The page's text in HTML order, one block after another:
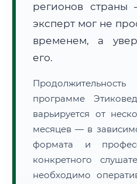
Нажмите на документ
регионов
эксперт мог не
временем, а
его.
программе
варьируется от
месяцев — в
формата и
конкретного
необходимо